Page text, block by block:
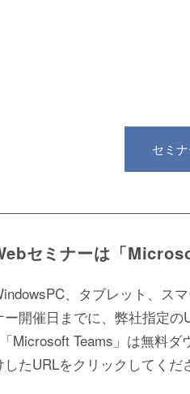
セミ
セミナーは「
、タブレット、ス
ー開催日までに、弊社指定の
Microsoft Teams」は無料
したURLをクリックしてくだ